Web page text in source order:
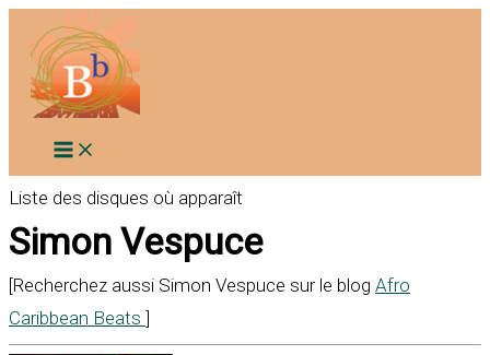
contenu
Liste des disques où apparaît
Simon Vespuce
[Recherchez aussi Simon Vespuce sur le blog Afro
Caribbean Beats ]